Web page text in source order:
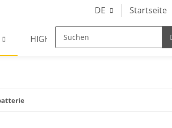
DE Startseite
HIGHLIGHTS